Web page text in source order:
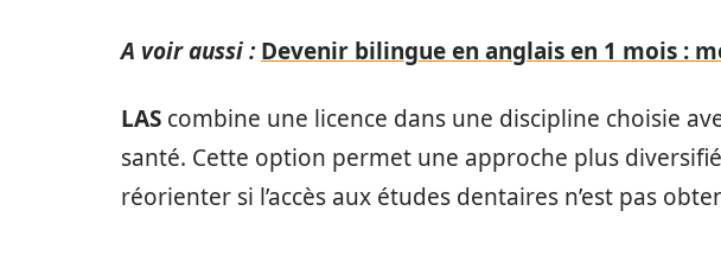
A voir aussi : Devenir bilingue en anglais en 1 mois :
LAS combine une licence dans une discipline choisie
santé. Cette option permet une approche plus
réorienter si l’accès aux études dentaires n’est pas